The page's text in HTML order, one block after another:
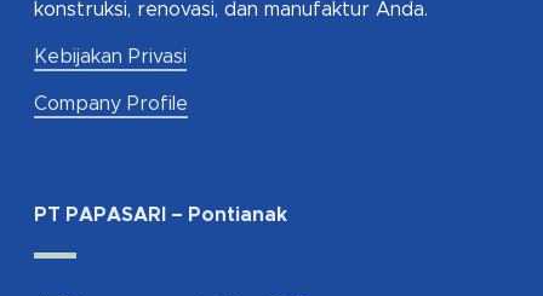
konstruksi, renovasi, dan manufaktur Anda.
Kebijakan Privasi
Company Profile
PT PAPASARI – Pontianak